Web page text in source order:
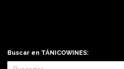
Buscar en TÁNICOWINES: